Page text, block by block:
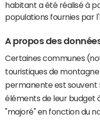
habitant a été réalisé à
populations fournies par
A propos des
Certaines communes
touristiques de
permanente est
éléments de leur budget
"majoré" en fonction du